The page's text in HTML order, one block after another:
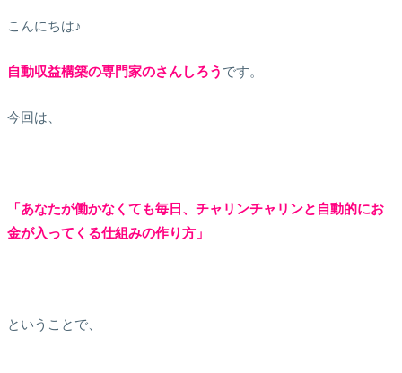
こんにちは♪
自動収益構築の専門家のさんしろう です。
今回は、
「あなたが働かなくても毎日、チャリンチャリンと自動的にお
金が入ってくる仕組みの作り方」
ということで、